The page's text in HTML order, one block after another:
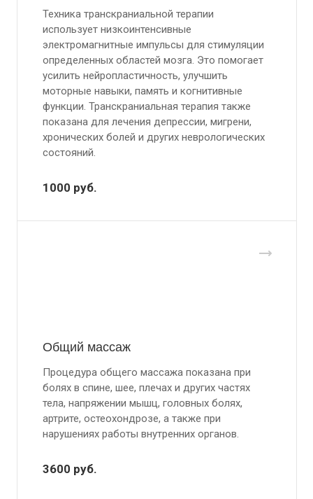
Техника транскраниальной терапии
использует низкоинтенсивные
электромагнитные импульсы для стимуляции
определенных областей мозга. Это помогает
усилить нейропластичность, улучшить
моторные навыки, память и когнитивные
функции. Транскраниальная терапия также
показана для лечения депрессии, мигрени,
хронических болей и других неврологических
состояний.
1000 руб.
Общий массаж
Процедура общего массажа показана при
болях в спине, шее, плечах и других частях
тела, напряжении мышц, головных болях,
артрите, остеохондрозе, а также при
нарушениях работы внутренних органов.
3600 руб.